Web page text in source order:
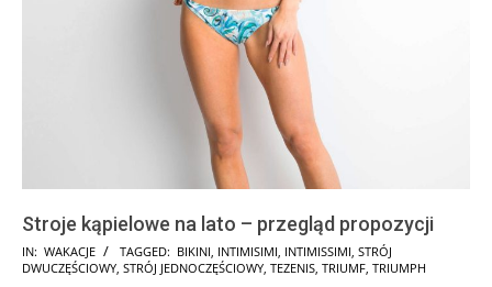
Stroje kąpielowe na lato – przegląd propozycji
2025-
07-
IN: WAKACJE TAGGED: BIKINI INTIMISIMI INTIMISSIMI STRÓJ
DWUCZĘŚCIOWY STRÓJ JEDNOCZĘŚCIOWY TEZENIS TRIUMF TRIUMPH